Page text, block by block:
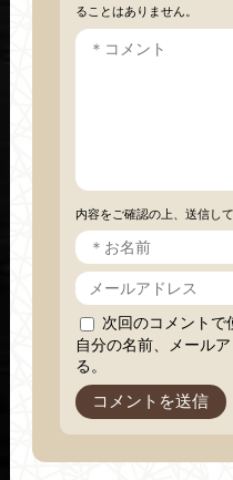
ることはありません。
内容をご確認の上、送信して
次回のコメントで
自分の名前、メール
る。